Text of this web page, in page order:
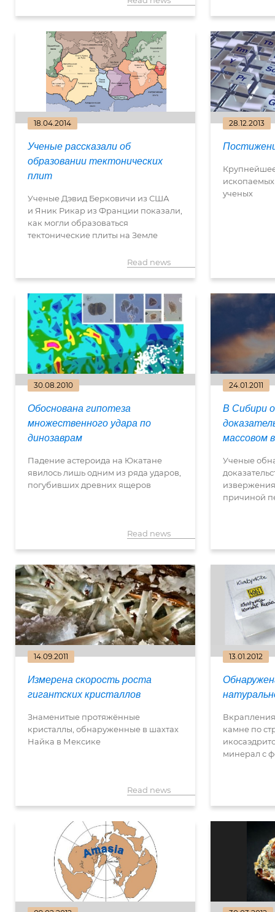
18.04.2014
Ученые рассказали об
образовании тектонических
плит
Ученые Дэвид Берковичи из США
и Яник Рикар из Франции показали,
как могли образоваться
тектонические плиты на Земле
Read news
28.12.2013
ископаемых
ученых
30.08.2010
Обоснована гипотеза
множественного удара по
динозаврам
Падение астероида на Юкатане
явилось лишь одним из ряда ударов,
погубивших древних ящеров
Read news
24.01.2011
В Сибири
массовом
Ученые
извержения
причиной
14.09.2011
Измерена скорость роста
гигантских кристаллов
Знаменитые протяжённые
кристаллы, обнаруженные в шахтах
Найка в Мексике
Read news
13.01.2012
камне по
минерал с